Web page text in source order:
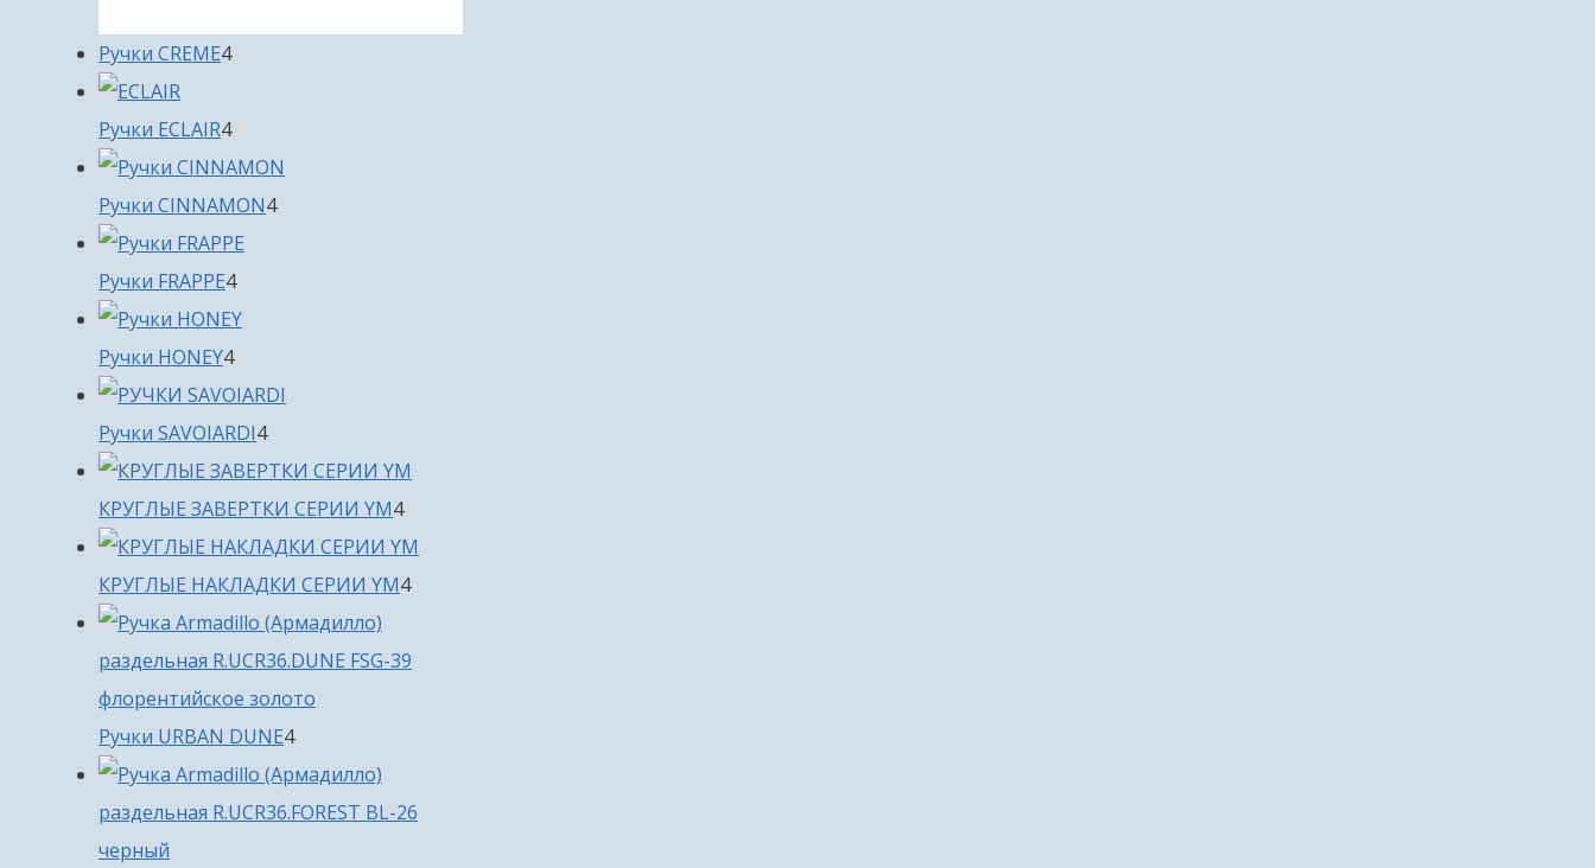
Ручки CREME44
Ручки ECLAIR44
товара
Ручки CINNAMON44
Ручки FRAPPE44
товара
Ручки HONEY44
товара
Ручки SAVOIARDI44
товара
КРУГЛЫЕ ЗАВЕРТКИ СЕРИИ YM44
товара
КРУГЛЫЕ НАКЛАДКИ СЕРИИ YM44
Ручки URBAN DUNE44
товара